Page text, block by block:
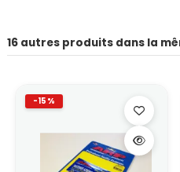
16 autres produits dans la
-15%